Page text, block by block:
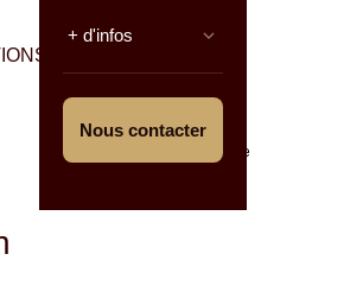
+ d'infos
Nous contacter
CLÉS
Référence